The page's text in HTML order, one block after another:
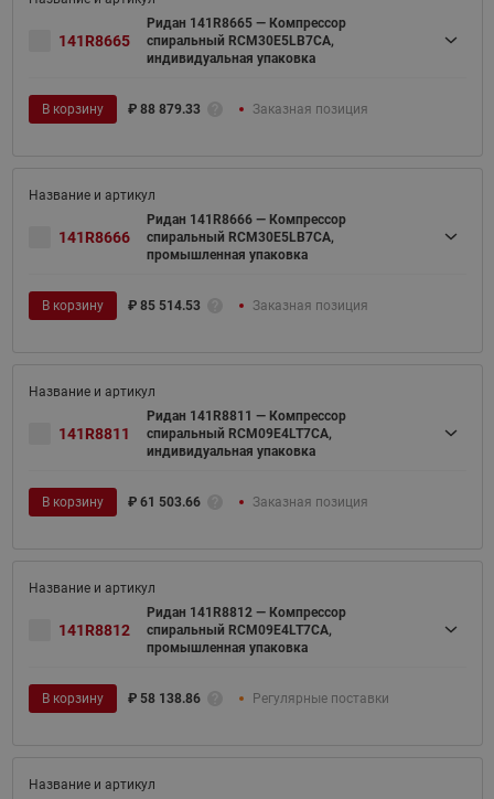
141R8665
Ридан 141R8665 — Компрессор
спиральный RCM30E5LB7CA,
индивидуальная упаковка
В корзину ₽ 88 879.33 Заказная позиция
141R8666
Ридан 141R8666 — Компрессор
спиральный RCM30E5LB7CA,
промышленная упаковка
В корзину ₽ 85 514.53 Заказная позиция
141R8811
Ридан 141R8811 — Компрессор
спиральный RCM09E4LT7CA,
индивидуальная упаковка
В корзину ₽ 61 503.66 Заказная позиция
141R8812
Ридан 141R8812 — Компрессор
спиральный RCM09E4LT7CA,
промышленная упаковка
В корзину ₽ 58 138.86 Регулярные поставки